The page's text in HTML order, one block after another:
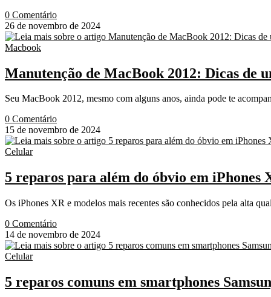
0 Comentário
26 de novembro de 2024
Macbook
Manutenção de MacBook 2012: Dicas de
Seu MacBook 2012, mesmo com alguns anos, ainda pode te
0 Comentário
15 de novembro de 2024
Celular
5 reparos para além do óbvio em iPhones
Os iPhones XR e modelos mais recentes são conhecidos pela alta
0 Comentário
14 de novembro de 2024
Celular
5 reparos comuns em smartphones